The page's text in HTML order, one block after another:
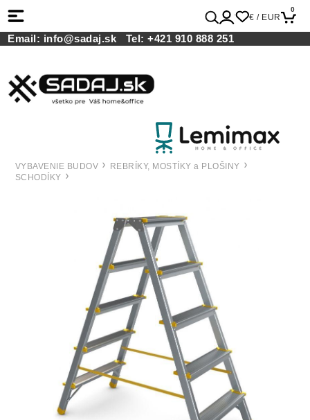
€ / EUR
0
Email: info@sadaj.sk Tel:+421 910 888 251
VYBAVENIE BUDOV
REBRÍKY, MOSTÍKY a PLOŠINY
SCHODÍKY